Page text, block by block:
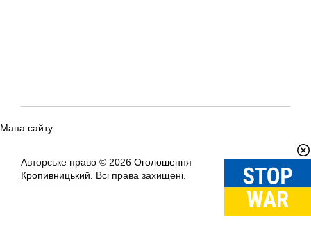
Мапа сайту
Авторське право © 2026 Оголошення
Кропивницький.
Всі права захищені.
Вгору↑